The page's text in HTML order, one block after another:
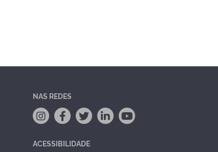
NAS REDES
ACESSIBILIDADE